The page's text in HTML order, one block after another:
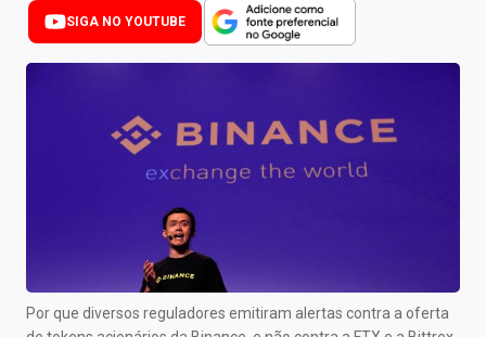
Newsletters
Cotações
Carteiras Recomendadas
Central de Fundos Imobiliários
Central dos IPOs
SIGA NO YOUTUBE
Por que diversos reguladores emitiram alertas contra a oferta